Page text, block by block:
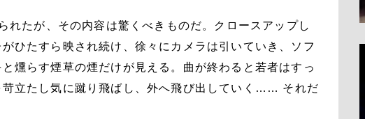
れたが、その内容は驚くべきものだ。クロースアップし
ひたすら映され続け、徐々にカメラは引いていき、ソフ
燻らす煙草の煙だけが見える。曲が終わると若者はすっ
苛立たし気に蹴り飛ばし、外へ飛び出していく…… それだ